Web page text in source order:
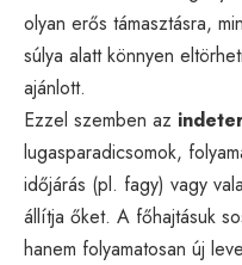
olyan erős támasztásra,
súlya alatt könnyen
ajánlott.
Ezzel szemben az
lugasparadicsomok,
időjárás (pl. fagy) vagy
állítja őket. A főhajtásuk
hanem folyamatosan új